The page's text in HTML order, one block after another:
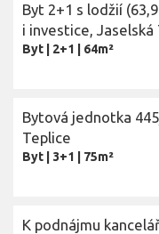
Byt 2+1 s lodžií
i investice, Jaselská
Byt 2+1 64m²
Bytová jednotka
Teplice
Byt 3+1 75m²
K podnájmu